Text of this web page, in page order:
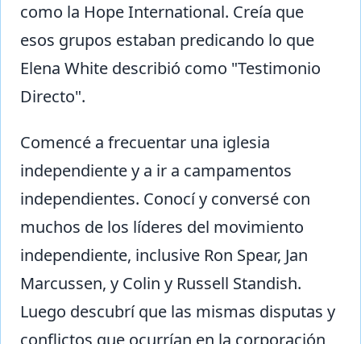
como la Hope International. Creía que
esos grupos estaban predicando lo que
Elena White describió como "Testimonio
Directo".
Comencé a frecuentar una iglesia
independiente y a ir a campamentos
independientes. Conocí y conversé con
muchos de los líderes del movimiento
independiente, inclusive Ron Spear, Jan
Marcussen, y Colin y Russell Standish.
Luego descubrí que las mismas disputas y